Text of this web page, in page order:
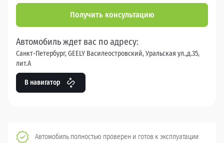
Получить консультацию
Автомобиль ждет вас по адресу:
Санкт-Петербург, GEELY Василеостровский, Уральская ул.,д.35,
лит.А
В навигатор
Автомобиль полностью проверен и готов к эксплуатации